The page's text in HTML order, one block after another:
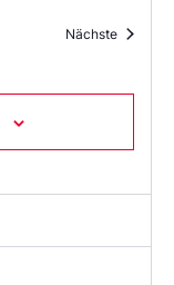
Nächste